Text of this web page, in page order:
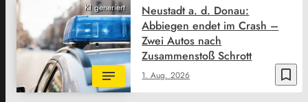
KI generiert
bookmark_border
1. Aug. 2026
Neustadt a. d. Donau:
Abbiegen endet im Crash –
Zwei Autos nach
Zusammenstoß Schrott